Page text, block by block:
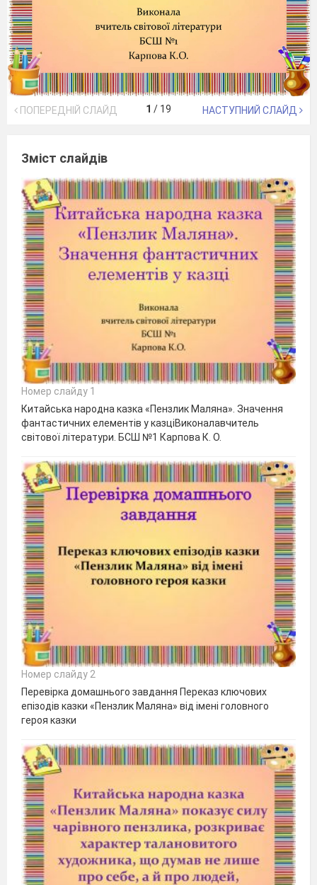
ПОПЕРЕДНІЙ СЛАЙД 1 / 19 НАСТУПНИЙ СЛАЙД
Зміст слайдів
Номер слайду 1
Китайська народна казка «Пензлик Маляна». Значення
фантастичних елементів у казціВиконалавчитель
світової літератури. БСШ №1 Карпова К. О.
Номер слайду 2
Перевірка домашнього завдання Переказ ключових
епізодів казки «Пензлик Маляна» від імені головного
героя казки